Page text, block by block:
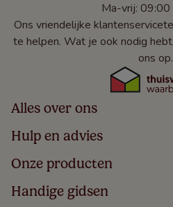
Ma-vrij:
Ons vriendelijke
te helpen. Wat je ook nodig
ons op.
Alles over ons
Home
Over
Bestellen
Winacties
Hulp en advies
Volg Je Bestelling
Levering
5 Jaar Garantie
Onze producten
Houten Jaloezieën
Rolgordijnen
Handige gidsen